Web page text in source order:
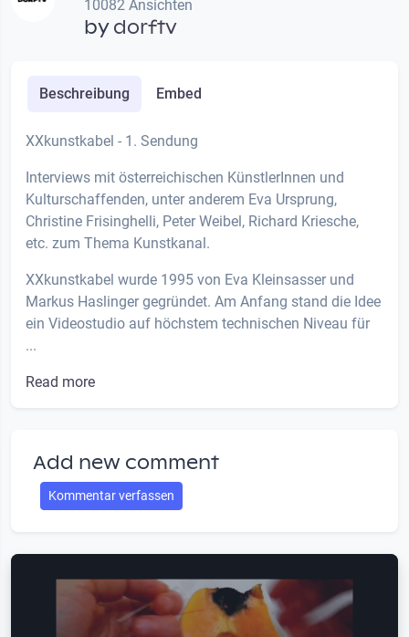
10082 Ansichten
bydorftv
Beschreibung Embed
XXkunstkabel - 1. Sendung
Interviews mit österreichischen KünstlerInnen und
Kulturschaffenden, unter anderem Eva Ursprung,
Christine Frisinghelli, Peter Weibel, Richard Kriesche,
etc. zum Thema Kunstkanal.
XXkunstkabel wurde 1995 von Eva Kleinsasser und
Markus Haslinger gegründet. Am Anfang stand die Idee
ein Videostudio auf höchstem technischen Niveau für
...
Read more
Add new comment
Kommentar verfassen